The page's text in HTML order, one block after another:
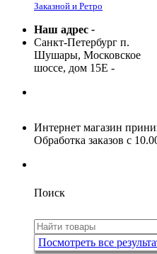
Заказной и Ретро
Наш адрес -
Санкт-Петербург п.
Шушары, Московское
шоссе, дом 15Е -
Интернет магазин
Обработка заказов с
Поиск
Посмотреть все